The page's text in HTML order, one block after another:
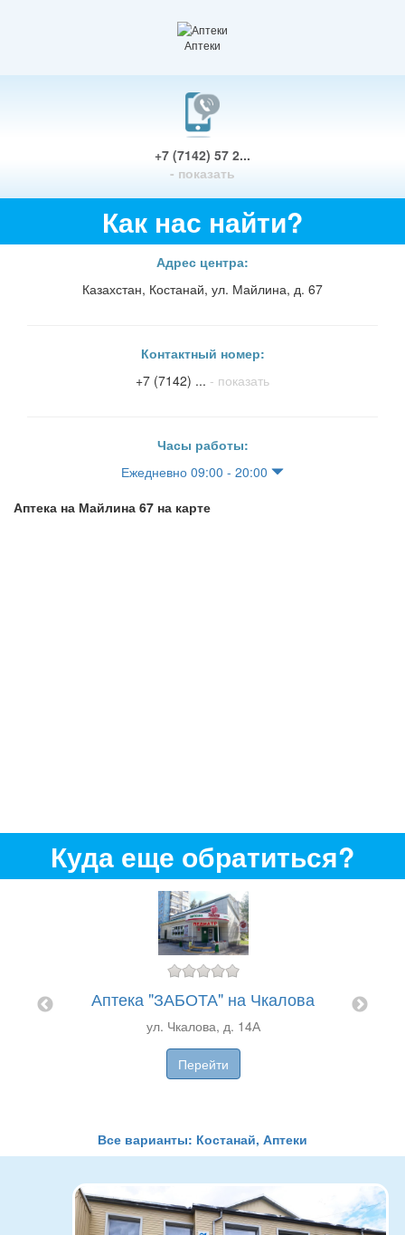
Аптеки
+7 (7142) 57 2...
- показать
Как нас найти?
Адрес центра:
Казахстан, Костанай, ул. Майлина, д. 67
Контактный номер:
+7 (7142) ... - показать
Часы работы:
Ежедневно 09:00 - 20:00
Аптека на Майлина 67 на карте
Куда еще обратиться?
Аптека "ЗАБОТА" на Чкалова
ул. Чкалова, д. 14А
Перейти
Все варианты: Костанай, Аптеки